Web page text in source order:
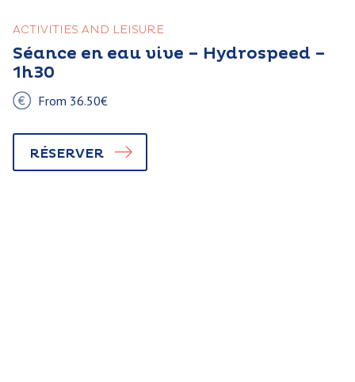
ACTIVITIES AND LEISURE
Séance en eau vive – Hydrospeed –
1h30
From 36.50€
RÉSERVER